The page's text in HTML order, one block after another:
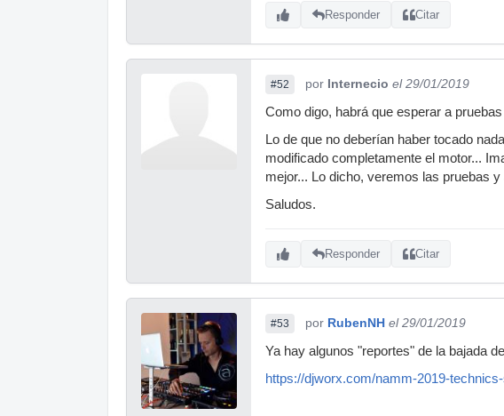
Responder Citar
#52 por Internecio el 29/01/2019
Como digo, habrá que esperar a
Lo de que no deberían haber tocado
modificado completamente el motor...
mejor... Lo dicho, veremos las pruebas y
Saludos.
Responder Citar
#53 por RubenNH el 29/01/2019
Ya hay algunos "reportes" de la bajada
https://djworx.com/namm-2019-